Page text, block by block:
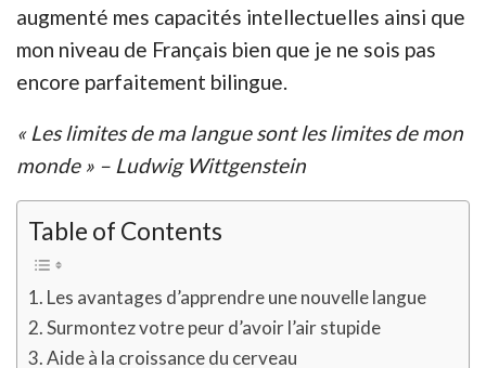
augmenté mes capacités intellectuelles ainsi que
mon niveau de Français bien que je ne sois pas
encore parfaitement bilingue.
« Les limites de ma langue sont les limites de mon
monde » – Ludwig Wittgenstein
Table of Contents
Les avantages d’apprendre une nouvelle langue
Surmontez votre peur d’avoir l’air stupide
Aide à la croissance du cerveau